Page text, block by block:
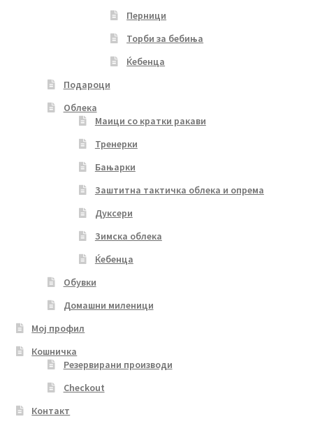
Перници
Торби за бебиња
Ќебенца
Подароци
Облека
Маици со кратки ракави
Тренерки
Бањарки
Заштитна тактичка облека и опрема
Дуксери
Зимска облека
Ќебенца
Обувки
Домашни миленици
Мој профил
Кошничка
Резервирани производи
Checkout
Контакт